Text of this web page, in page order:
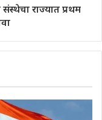
राज्यात प्रथम